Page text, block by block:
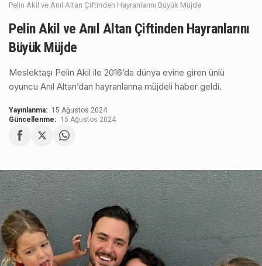
Pelin Akil ve Anıl Altan Çiftinden Hayranlarını Büyük Müjde
Pelin Akil ve Anıl Altan Çiftinden Hayranlarını
Büyük Müjde
Meslektaşı Pelin Akil ile 2016’da dünya evine giren ünlü
oyuncu Anıl Altan’dan hayranlarına müjdeli haber geldi.
Yayınlanma: 15 Ağustos 2024
Güncellenme: 15 Ağustos 2024